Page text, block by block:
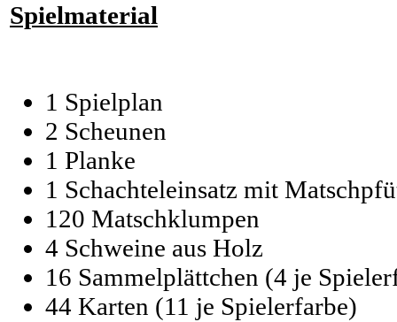
Spielmaterial
1 Spielplan
2 Scheunen
1 Planke
1 Schachteleinsatz mit
120 Matschklumpen
4 Schweine aus Holz
16 Sammelplättchen (4 je
44 Karten (11 je Spielerfarbe)